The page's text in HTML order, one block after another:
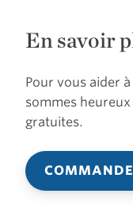
En savoir
Pour vous aider
sommes
gratuites.